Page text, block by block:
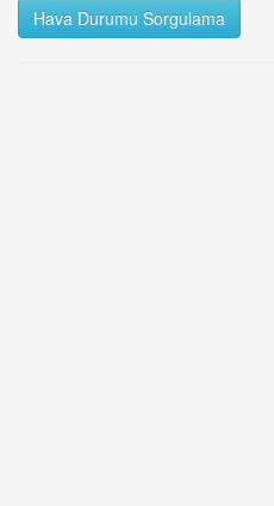
Hava Durumu Sorgulama